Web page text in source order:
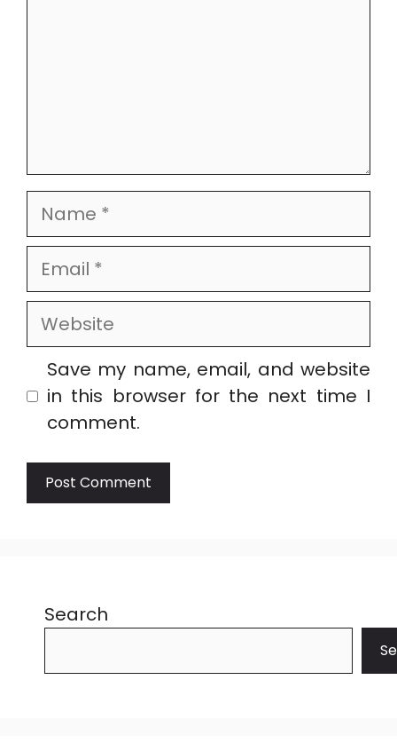
Name
Email
Website
Save my name, email, and website
in this browser for the next time I
comment.
Search